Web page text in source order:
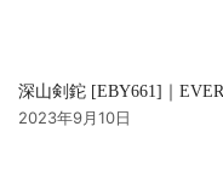
深山剣鉈 [EBY661]｜
2023年9月10日